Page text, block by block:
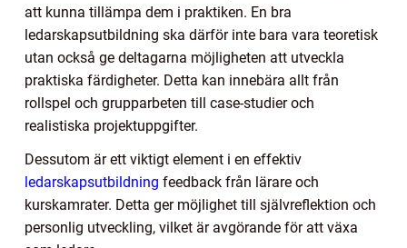
att kunna tillämpa dem i praktiken. En bra
ledarskapsutbildning ska därför inte bara vara teoretisk
utan också ge deltagarna möjligheten att utveckla
praktiska färdigheter. Detta kan innebära allt från
rollspel och grupparbeten till case-studier och
realistiska projektuppgifter.
Dessutom är ett viktigt element i en effektiv
ledarskapsutbildning feedback från lärare och
kurskamrater. Detta ger möjlighet till självreflektion och
personlig utveckling, vilket är avgörande för att växa